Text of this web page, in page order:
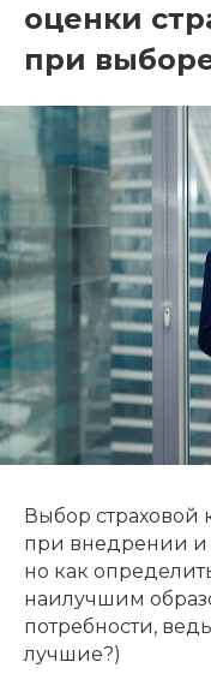
оценки
при
Выбор
при внедрении и
но как
наилучшим
потребности,
лучшие?)